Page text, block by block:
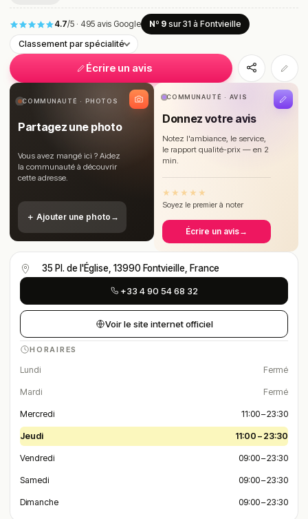
4.7/5 · 495 avis Google Nº 9 sur 31 à Fontvieille
Classement par spécialité
Écrire un avis
COMMUNAUTÉ · PHOTOS
Partagez une photo
Vous avez mangé ici ? Aidez
la communauté à découvrir
cette adresse.
＋ Ajouter une photo →
COMMUNAUTÉ · AVIS
Donnez votre avis
Notez l'ambiance, le service,
le rapport qualité-prix — en 2
min.
★ ★ ★ ★ ★
Soyez le premier à noter
Écrire un avis→
35 Pl. de l'Église, 13990 Fontvieille, France
+33 4 90 54 68 32
Voir le site internet officiel
HORAIRES
Lundi Fermé
Mardi Fermé
Mercredi 11:00 – 23:30
Jeudi 11:00 – 23:30
Vendredi 09:00 – 23:30
Samedi 09:00 – 23:30
Dimanche 09:00 – 23:30